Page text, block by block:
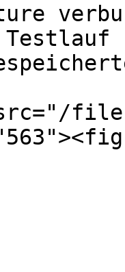
Testlauf